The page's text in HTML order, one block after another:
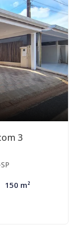
3
150 m²